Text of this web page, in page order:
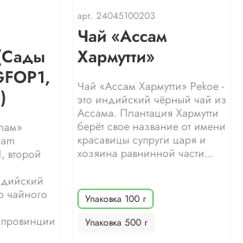
второй
чайного
арт. 24045100203
Чай «Ассам
Хармутти»
Чай «Ассам Хармутти» Pekoe -
это индийский чёрный чай из
Ассама. Плантация Хармутти
берёт свое название от имени
красавицы супруги царя и
хозяина равнинной части...
Упаковка 100 г
Упаковка 500 г